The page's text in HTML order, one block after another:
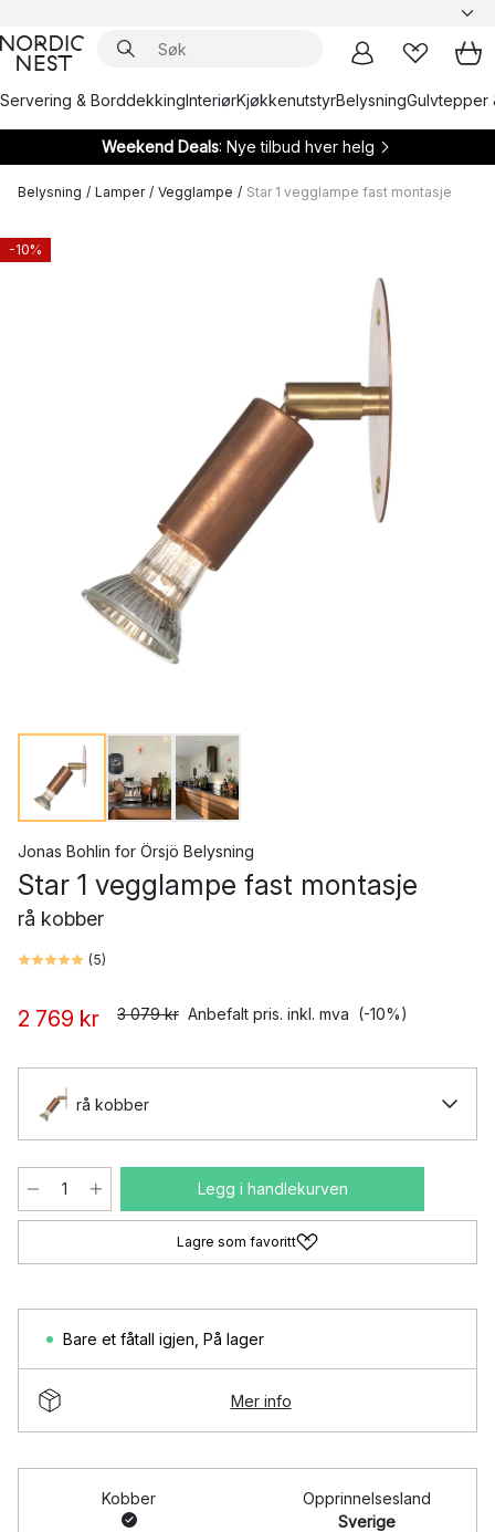
Servering & BorddekkingInteriørKjøkkenutstyrBelysningGulvtepper
Weekend Deals: Nye tilbud hver helg
Belysning / Lamper / Vegglampe / Star 1 vegglampe fast montasje
-10%
Jonas Bohlin for Örsjö Belysning
Star 1 vegglampe fast montasje
rå kobber
(5)
2 769 kr 3 079 kr Anbefalt pris. inkl. mva (-10%)
rå kobber
Legg i handlekurven
Lagre som favoritt
Bare et fåtall igjen På lager
Mer info
Kobber
Opprinnelsesland
Sverige